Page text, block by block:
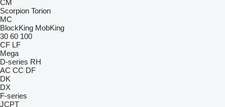
CM
Scorpion Torion
MC
BlockKing MobKing
30 60 100
CF LF
Mega
D-series RH
AC CC DF
DK
DX
F-series
JCPT